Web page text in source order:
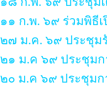
๑๑ ก.พ. ๖๙ ร่วมพิธี
๒๗ ม.ค. ๖๙ ประชุม
๒๑ ม.ค ๖๙ ประชุมก
๒๐ ม.ค ๖๙ ประชุม